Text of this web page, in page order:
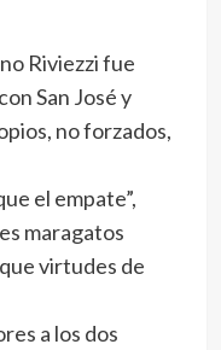
Riviezzi fue
San José y
no forzados,
el empate”,
maragatos
virtudes de
a los dos